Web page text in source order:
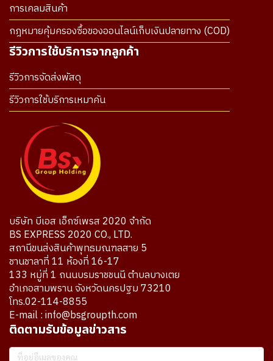
การเคลมสินค้า
กฎหมายคุ้มครองซื้อของออนไลน์เก็บเงินปลายทาง (COD)
รีวิวการใช้บริการจากลูกค้า
รีวิวการจัดส่งพัสดุ
รีวิวการใช้บริการเหมาคัน
บริษัท บีเอส เอ็กซ์เพรส 2020 จำกัด
BS EXPRESS 2020 CO., LTD.
สถานีขนส่งสินค้าพุทธมณฑลสาย 5
ชานชาลาที่ 11 ห้องที่ 16-17
133 หมู่ที่ 1 ถนนบรมราชชนนี ตำบลบางเตย
อำเภอสามพราน จังหวัดนครปฐม 73210
โทร.02-114-8855
E-mail : info@bsgroupth.com
ติดตามรับข้อมูลข่าวสาร